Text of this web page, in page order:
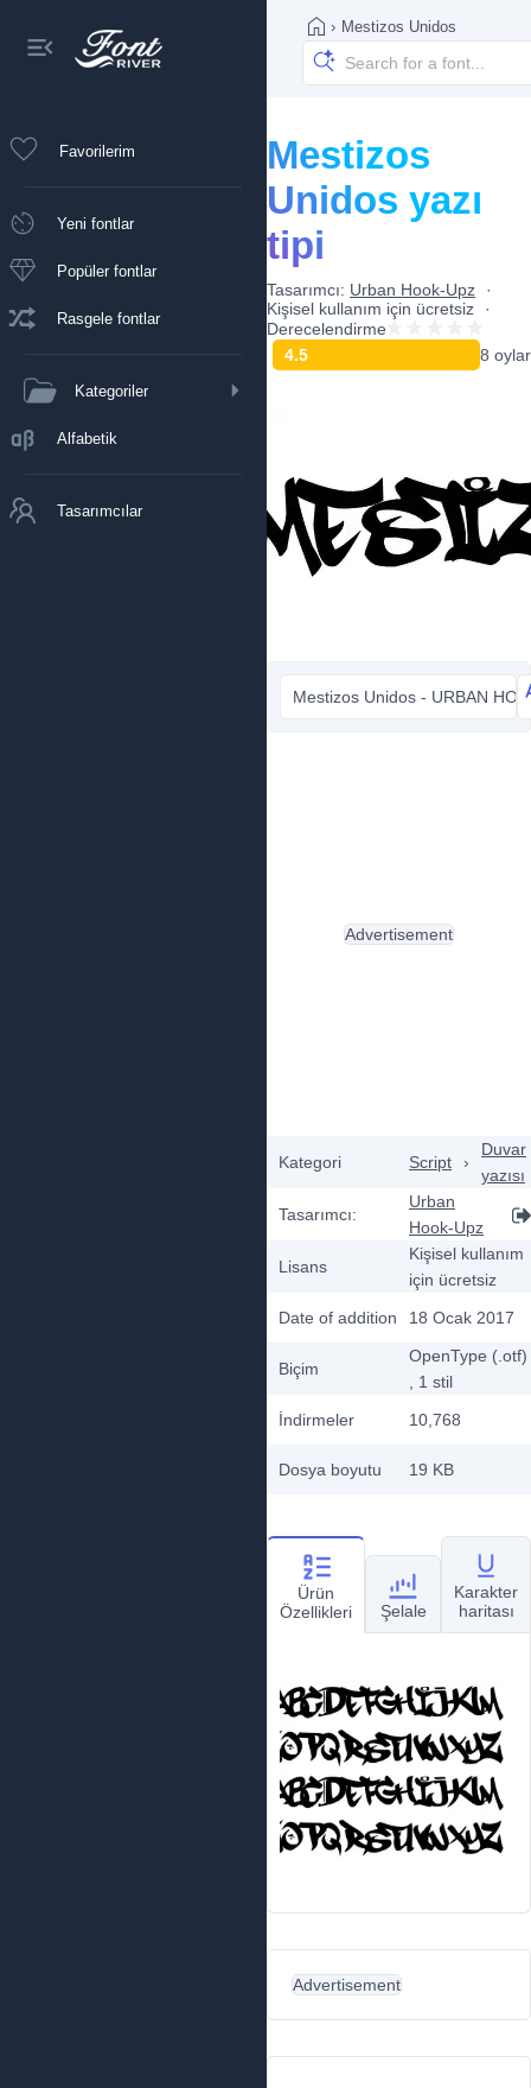
Favorilerim
Yeni fontlar
Popüler fontlar
Rasgele fontlar
Kategoriler
Alfabetik
Tasarımcılar
› Mestizos Unidos
Mestizos
Unidos yazı
tipi
Tasarımcı: Urban Hook-Upz
Kişisel kullanım için ücretsiz
Derecelendirme
4.5
8 oylar
Mestizos Unidos - URBAN
Kategori Script ›
Duvar
yazısı
Tasarımcı:
Urban
Hook-Upz
Lisans
Kişisel kullanım
için ücretsiz
Date of addition
18 Ocak 2017
Biçim
OpenType (.otf)
, 1 stil
İndirmeler
10,768
Dosya boyutu 19 KB
Advertisement
Ürün
Özellikleri
Şelale
Karakter
haritası
Advertisement